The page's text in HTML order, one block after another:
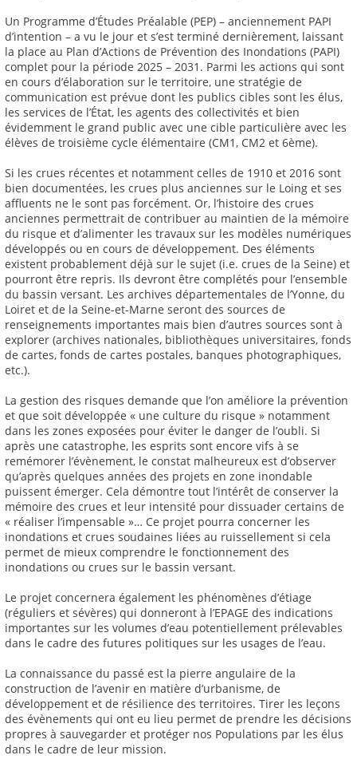
Un Programme d’Études Préalable (PEP) – anciennement PAPI
d’intention – a vu le jour et s’est terminé dernièrement, laissant
la place au Plan d’Actions de Prévention des Inondations (PAPI)
complet pour la période 2025 – 2031. Parmi les actions qui sont
en cours d’élaboration sur le territoire, une stratégie de
communication est prévue dont les publics cibles sont les élus,
les services de l’État, les agents des collectivités et bien
évidemment le grand public avec une cible particulière avec les
élèves de troisième cycle élémentaire (CM1, CM2 et 6ème).
Si les crues récentes et notamment celles de 1910 et 2016 sont
bien documentées, les crues plus anciennes sur le Loing et ses
affluents ne le sont pas forcément. Or, l’histoire des crues
anciennes permettrait de contribuer au maintien de la mémoire
du risque et d’alimenter les travaux sur les modèles numériques
développés ou en cours de développement. Des éléments
existent probablement déjà sur le sujet (i.e. crues de la Seine) et
pourront être repris. Ils devront être complétés pour l’ensemble
du bassin versant. Les archives départementales de l’Yonne, du
Loiret et de la Seine-et-Marne seront des sources de
renseignements importantes mais bien d’autres sources sont à
explorer (archives nationales, bibliothèques universitaires, fonds
de cartes, fonds de cartes postales, banques photographiques,
etc.).
La gestion des risques demande que l’on améliore la prévention
et que soit développée « une culture du risque » notamment
dans les zones exposées pour éviter le danger de l’oubli. Si
après une catastrophe, les esprits sont encore vifs à se
remémorer l’évènement, le constat malheureux est d’observer
qu’après quelques années des projets en zone inondable
puissent émerger. Cela démontre tout l’intérêt de conserver la
mémoire des crues et leur intensité pour dissuader certains de
« réaliser l’impensable »… Ce projet pourra concerner les
inondations et crues soudaines liées au ruissellement si cela
permet de mieux comprendre le fonctionnement des
inondations ou crues sur le bassin versant.
Le projet concernera également les phénomènes d’étiage
(réguliers et sévères) qui donneront à l’EPAGE des indications
importantes sur les volumes d’eau potentiellement prélevables
dans le cadre des futures politiques sur les usages de l’eau.
La connaissance du passé est la pierre angulaire de la
construction de l’avenir en matière d’urbanisme, de
développement et de résilience des territoires. Tirer les leçons
des évènements qui ont eu lieu permet de prendre les décisions
propres à sauvegarder et protéger nos Populations par les élus
dans le cadre de leur mission.